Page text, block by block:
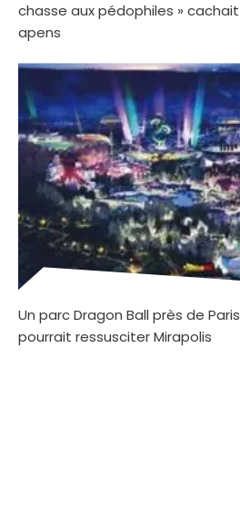
chasse aux pédophiles »
apens
Un parc Dragon Ball près de
pourrait ressusciter Mirapolis